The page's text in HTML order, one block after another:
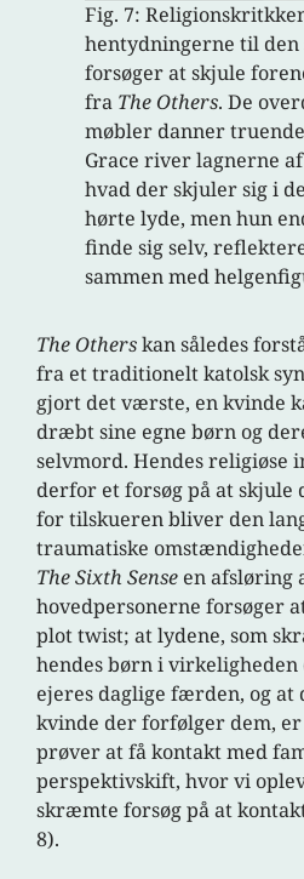
Fig. 7:
hentydningerne til den
forsøger at skjule
fra The Others. De
møbler danner
Grace river lagnerne
hvad der skjuler sig i
hørte lyde, men hun
finde sig selv,
sammen med
The Otherskan således
fra et traditionelt katolsk
gjort det værste, en kvinde
dræbt sine egne børn og
selvmord. Hendes
derfor et forsøg på at skjule
for tilskueren bliver den
traumatiske
The Sixth Sense en afsløring
hovedpersonerne forsøger
plot twist; at lydene, som
hendes børn i virkeligheden
ejeres daglige færden, og at
kvinde der forfølger dem,
prøver at få kontakt med
perspektivskift, hvor vi
skræmte forsøg på at
8).